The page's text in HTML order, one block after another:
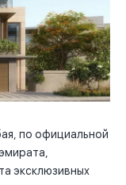
по официальной
эксклюзивных